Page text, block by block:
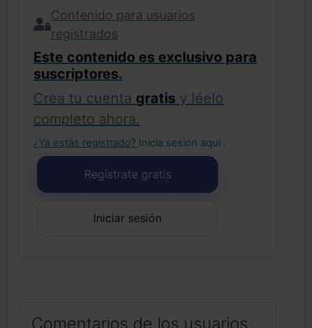
Contenido para usuarios
registrados
Este contenido es exclusivo para
suscriptores.
Crea tu cuenta gratis y léelo
completo ahora.
¿Ya estás registrado? Inicia sesión aquí
Regístrate gratis
Iniciar sesión
Comentarios de los usuarios